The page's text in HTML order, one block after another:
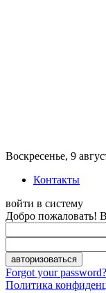
Воскресенье, 9
Контакты
войти в систему
Добро пожаловать!
Forgot your
Политика